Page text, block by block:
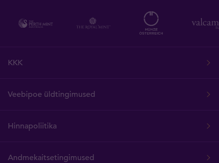
KKK
Veebipoe üldtingimused
Hinnapoliitika
Andmekaitsetingimused